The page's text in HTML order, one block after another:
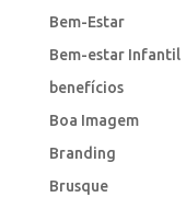
Bem-Estar
Bem-estar Infantil
benefícios
Boa Imagem
Branding
Brusque